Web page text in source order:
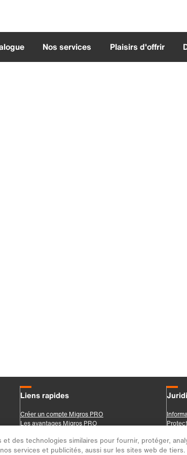
des technologies similaires pour fournir, protéger,
services et publicités, aussi sur les sites web de tiers.